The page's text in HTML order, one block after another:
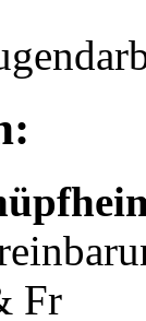
Fr